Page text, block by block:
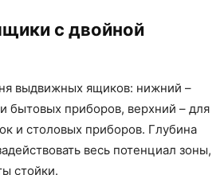
с двойной
выдвижных ящиков: нижний –
бытовых приборов, верхний – для
и столовых приборов. Глубина
весь потенциал зоны,
стойки.